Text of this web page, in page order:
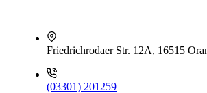
Friedrichrodaer Str. 12A, 16515
(03301) 201259